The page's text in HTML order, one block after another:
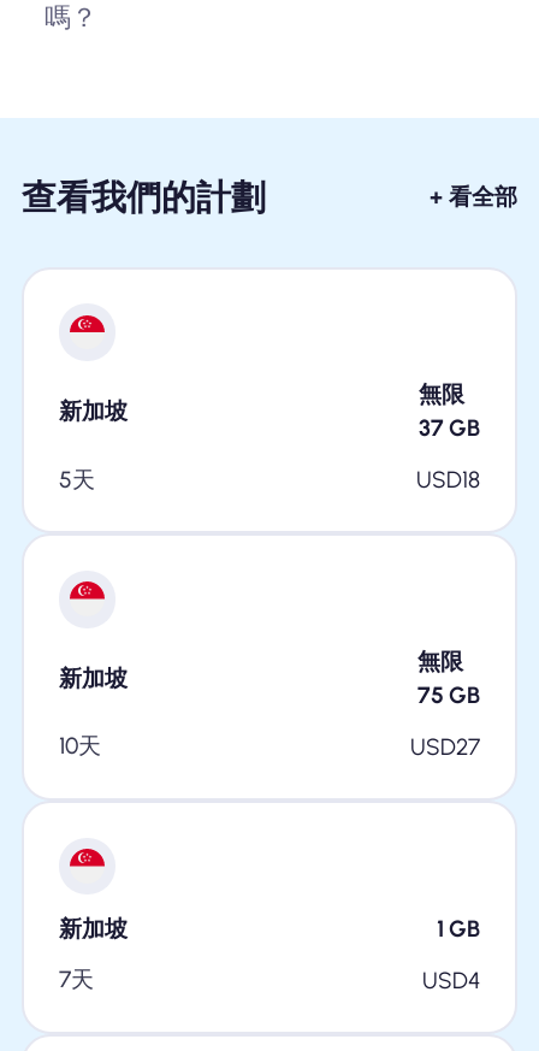
嗎？
查看我們的計劃 + 看全部
新加坡
無限
37 GB
5天
USD18
新加坡
無限
75 GB
10天
USD27
新加坡 1 GB
7天
USD4